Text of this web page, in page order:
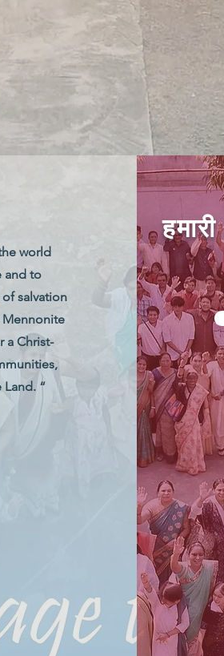
world
and to
salvation
Mennonite
a Christ-
“